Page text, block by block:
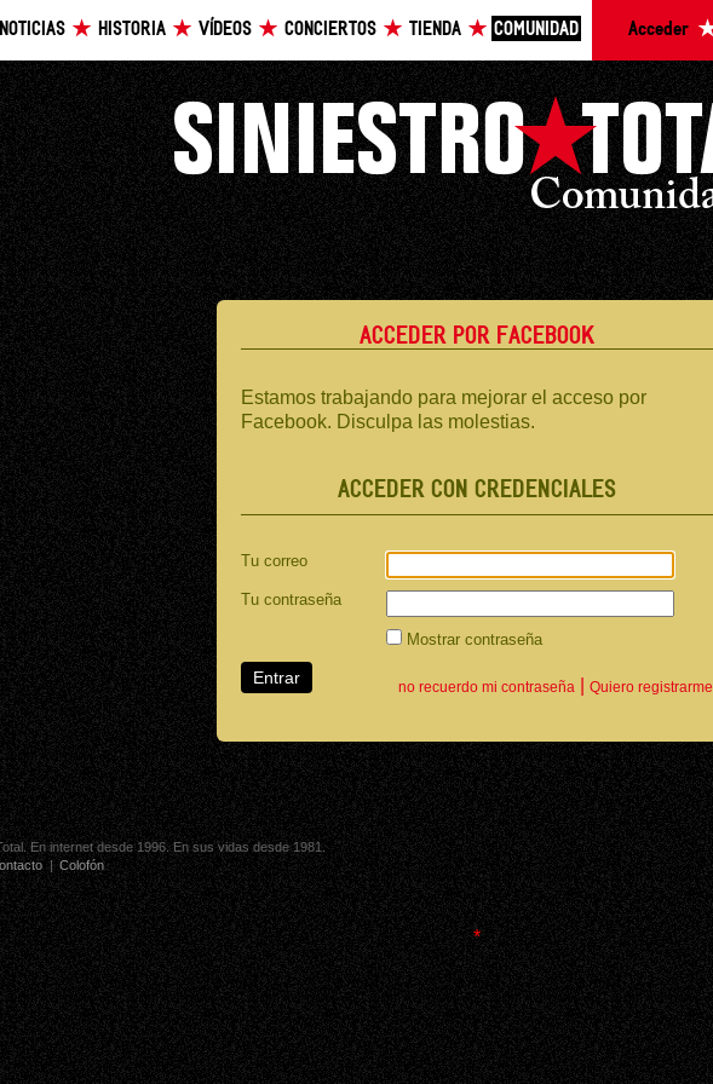
NOTICIAS HISTORIA VÍDEOS CONCIERTOS TIENDA COMUNIDAD Acceder
ACCEDER POR FACEBOOK
Estamos trabajando para mejorar el acceso por
Facebook. Disculpa las molestias.
ACCEDER CON CREDENCIALES
Tu correo
Tu contraseña
Mostrar contraseña
no recuerdo mi contraseña Quiero registrarme
En internet desde 1996. En sus vidas desde 1981.
| Colofón
*